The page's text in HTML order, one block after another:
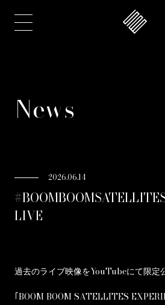
News
2026.06.14
LIVE
過去のライブ映像をYouTubeにて限定
｢BOOM BOOM SATELLITES